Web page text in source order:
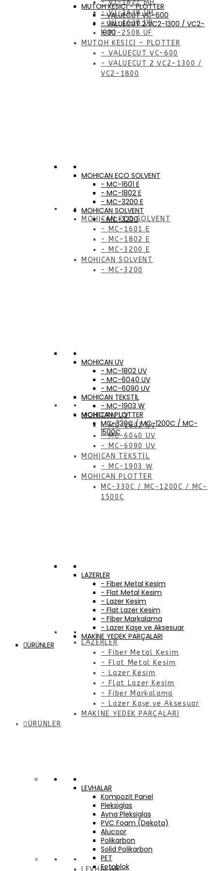
- VJ-1627 MH
- VJ-1638 UH
- VJ-1638 UR
- PJ-2508 UF
MUTOH KESİCİ – PLOTTER
- VALUECUT VC-600
- VALUECUT 2 VC2-1300 /
VC2-1800
MOHICAN ECO SOLVENT
- MC-1601 E
- MC-1802 E
- MC-3200 E
MOHICAN SOLVENT
- MC-3200
MOHICAN UV
- MC-1802 UV
- MC-6040 UV
- MC-6090 UV
MOHICAN TEKSTİL
- MC-1903 W
MOHICAN PLOTTER
MC-330C / MC-1200C / MC-
1500C
LAZERLER
- Fiber Metal Kesim
- Flat Metal Kesim
- Lazer Kesim
- Flat Lazer Kesim
- Fiber Markalama
- Lazer Kaşe ve Aksesuar
MAKİNE YEDEK PARÇALARI
ÜRÜNLER
MUTOH KESİCİ – PLOTTER
- VALUECUT VC-600
- VALUECUT 2 VC2-1300 / VC2-
1800
MOHICAN ECO SOLVENT
- MC-1601 E
- MC-1802 E
- MC-3200 E
MOHICAN SOLVENT
- MC-3200
MOHICAN UV
- MC-1802 UV
- MC-6040 UV
- MC-6090 UV
MOHICAN TEKSTİL
- MC-1903 W
MOHICAN PLOTTER
MC-330C / MC-1200C / MC-
1500C
LAZERLER
- Fiber Metal Kesim
- Flat Metal Kesim
- Lazer Kesim
- Flat Lazer Kesim
- Fiber Markalama
- Lazer Kaşe ve Aksesuar
MAKİNE YEDEK PARÇALARI
ÜRÜNLER
LEVHALAR
Kompozit Panel
Pleksiglas
Ayna Pleksiglas
PVC Foam (Dekota)
Alucoor
Polikarbon
Solid Polikarbon
PET
Fotoblok